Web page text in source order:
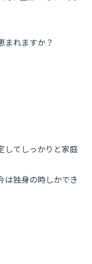
まれますか？
してしっかりと家庭
は独身の時しかでき